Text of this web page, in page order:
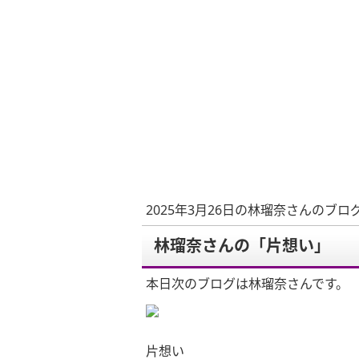
2025年3月26日の林瑠奈さんのブロ
林瑠奈さんの「片想い」
本日次のブログは林瑠奈さんです。
片想い